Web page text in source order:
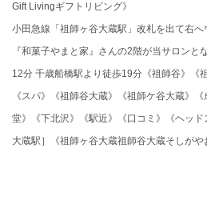
Gift Livingギフトリビング》
小田急線「祖師ヶ谷大蔵駅」改札を出て右へ
『和菓子やまと家』さんの2階が当サロン
12分 千歳船橋駅より徒歩19分《祖師谷》《
《スパ》《祖師谷大蔵》《祖師ケ谷大蔵》
堂》《下北沢》《駅近》《口コミ》《ヘッ
大蔵駅］《祖師ヶ谷大蔵祖師谷大蔵そしがや